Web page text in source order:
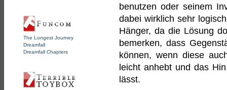
The Longest Journey
Dreamfall
Dreamfall Chapters
benutzen oder seinem
dabei wirklich sehr
Hänger, da die Lösung
bemerken, dass
können, wenn diese
leicht anhebt und das
lässt.